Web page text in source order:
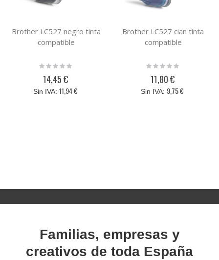
Brother LC527 negro tinta
compatible
Rating:
14,45 €
11,94 €
Brother LC527 cian tinta
compatible
Rating:
11,80 €
9,75 €
Familias, empresas y
creativos de toda España